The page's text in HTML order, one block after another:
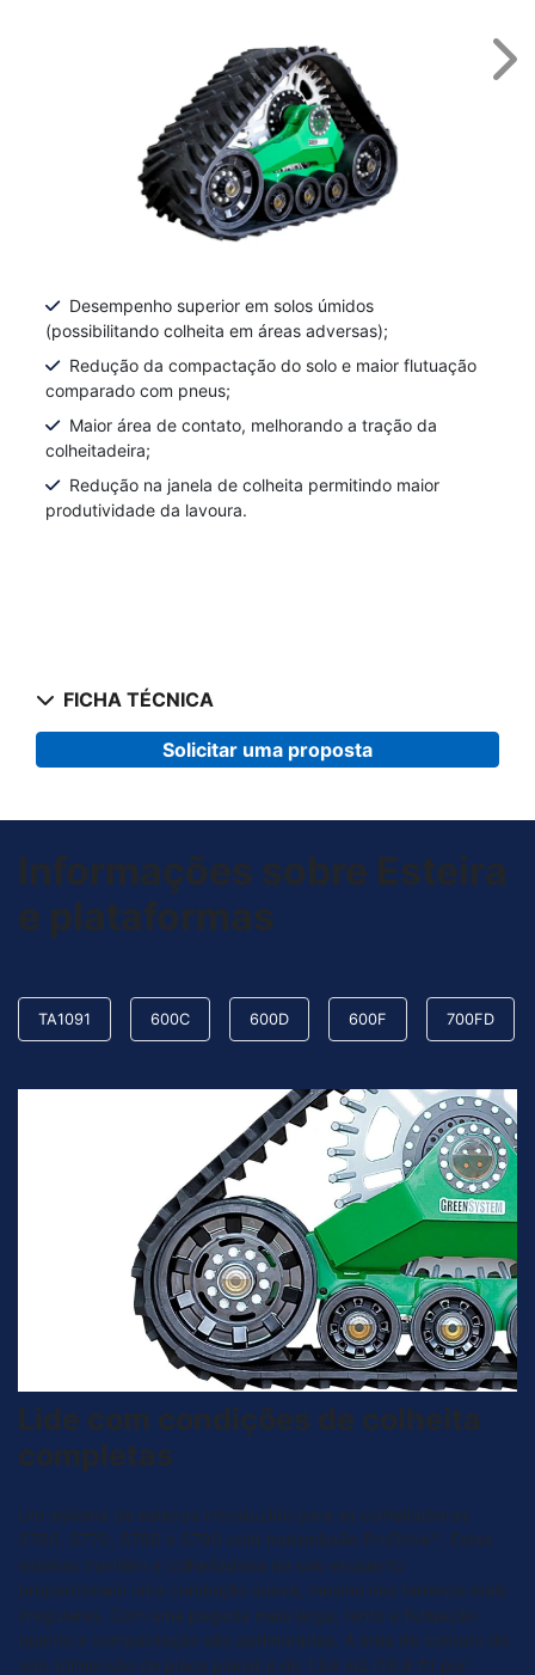
Desempenho superior em solos úmidos
(possibilitando colheita em áreas adversas);
Redução da compactação do solo e maior flutuação
comparado com pneus;
Maior área de contato, melhorando a tração da
colheitadeira;
Redução na janela de colheita permitindo maior
produtividade da lavoura.
FICHA TÉCNICA
Solicitar uma proposta
Informações sobre Esteira
e plataformas
TA1091 600C 600D 600F 700FD
Lide com condições de colheita
completas
Um sistema de esteiras introduzido para as colheitadeiras
S760, S770, S780 e S790 com transmissão ProDrive™. Estas
esteiras mantêm a colheitadeira no solo enquanto
proporcionam uma condução suave, mesmo nos terrenos mais
irregulares. Com uma pegada mais larga, tanto a flutuação
quanto a compactação são aprimoradas. A área de contato do
solo (dimensão de placa plana) é de 1,84 m2 (19,8 ft) por